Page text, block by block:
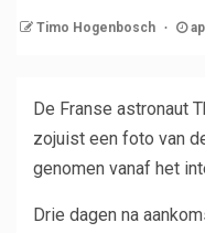
Timo Hogenbosch
De Franse astronaut
zojuist een foto van
genomen vanaf het
Drie dagen na